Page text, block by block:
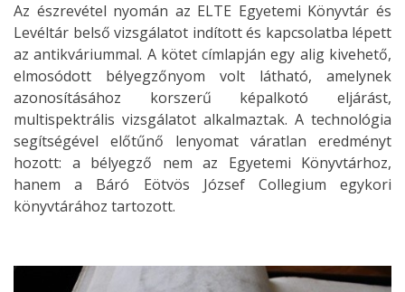
Az észrevétel nyomán az ELTE Egyetemi Könyvtár és
Levéltár belső vizsgálatot indított és kapcsolatba lépett
az antikváriummal. A kötet címlapján egy alig kivehető,
elmosódott bélyegzőnyom volt látható, amelynek
azonosításához korszerű képalkotó eljárást,
multispektrális vizsgálatot alkalmaztak. A technológia
segítségével előtűnő lenyomat váratlan eredményt
hozott: a bélyegző nem az Egyetemi Könyvtárhoz,
hanem a Báró Eötvös József Collegium egykori
könyvtárához tartozott.